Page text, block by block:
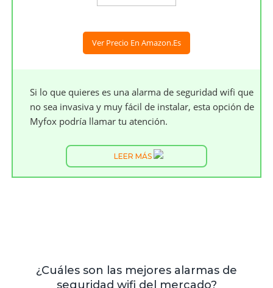
Ver Precio En Amazon.es
Si lo que quieres es una alarma de seguridad wifi que
no sea invasiva y muy fácil de instalar, esta opción de
Myfox podría llamar tu atención.
LEER MÁS
¿Cuáles son las mejores alarmas de
seguridad wifi del mercado?